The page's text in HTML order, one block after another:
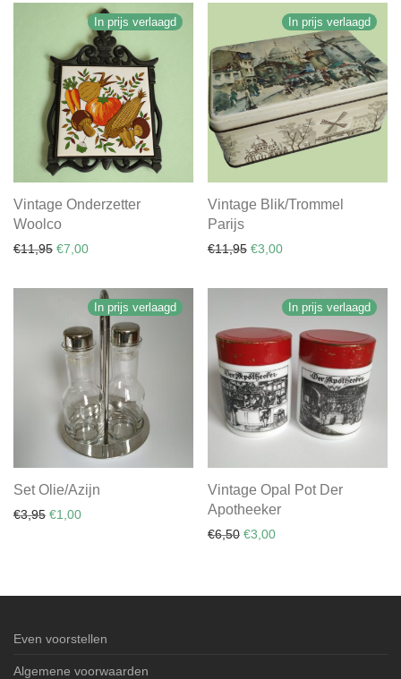
In prijs verlaagd
Vintage Onderzetter
Woolco
€11,95 Oorspronkelijke prijs was: €11,95.
€7,00Huidige prijs is: €7,00.
In prijs verlaagd
Vintage Blik/Trommel
Parijs
€11,95 Oorspronkelijke prijs was:
€3,00Huidige prijs is:
In prijs verlaagd
Set Olie/Azijn
€3,95 Oorspronkelijke prijs was: €3,95.
€1,00Huidige prijs is: €1,00.
In prijs verlaagd
Vintage Opal Pot Der
Apotheeker
€6,50 Oorspronkelijke prijs was:
€3,00Huidige prijs is: €3,00.
Even voorstellen
Algemene voorwaarden